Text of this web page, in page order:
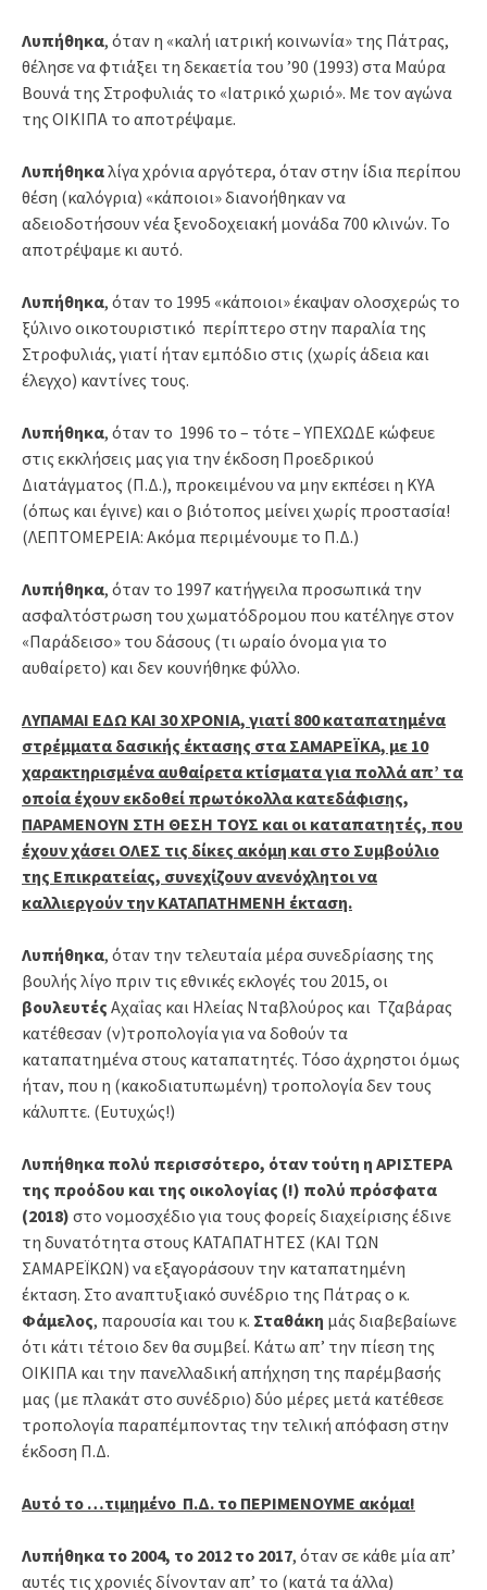
Λυπήθηκα, όταν η «καλή ιατρική κοινωνία» της Πάτρας,
θέλησε να φτιάξει τη δεκαετία του ’90 (1993) στα Μαύρα
Βουνά της Στροφυλιάς το «Ιατρικό χωριό». Με τον αγώνα
της ΟΙΚΙΠΑ το αποτρέψαμε.
Λυπήθηκαλίγα χρόνια αργότερα, όταν στην ίδια περίπου
θέση (καλόγρια) «κάποιοι» διανοήθηκαν να
αδειοδοτήσουν νέα ξενοδοχειακή μονάδα 700 κλινών. Το
αποτρέψαμε κι αυτό.
Λυπήθηκα, όταν το 1995 «κάποιοι» έκαψαν ολοσχερώς το
ξύλινο οικοτουριστικό περίπτερο στην παραλία της
Στροφυλιάς, γιατί ήταν εμπόδιο στις (χωρίς άδεια και
έλεγχο) καντίνες τους.
Λυπήθηκα, όταν το 1996 το – τότε – ΥΠΕΧΩΔΕ κώφευε
στις εκκλήσεις μας για την έκδοση Προεδρικού
Διατάγματος (Π.Δ.), προκειμένου να μην εκπέσει η ΚΥΑ
(όπως και έγινε) και ο βιότοπος μείνει χωρίς προστασία!
(ΛΕΠΤΟΜΕΡΕΙΑ: Ακόμα περιμένουμε το Π.Δ.)
Λυπήθηκα, όταν το 1997 κατήγγειλα προσωπικά την
ασφαλτόστρωση του χωματόδρομου που κατέληγε στον
«Παράδεισο» του δάσους (τι ωραίο όνομα για το
αυθαίρετο) και δεν κουνήθηκε φύλλο.
ΛΥΠΑΜΑΙ ΕΔΩ ΚΑΙ 30 ΧΡΟΝΙΑ, γιατί 800 καταπατημένα
στρέμματα δασικής έκτασης στα ΣΑΜΑΡΕΪΚΑ, με 10
χαρακτηρισμένα αυθαίρετα κτίσματα για πολλά απ’ τα
οποία έχουν εκδοθεί πρωτόκολλα κατεδάφισης,
ΠΑΡΑΜΕΝΟΥΝ ΣΤΗ ΘΕΣΗ ΤΟΥΣ και οι καταπατητές, που
έχουν χάσει ΟΛΕΣ τις δίκες ακόμη και στο Συμβούλιο
της Επικρατείας, συνεχίζουν ανενόχλητοι να
καλλιεργούν την ΚΑΤΑΠΑΤΗΜΕΝΗ έκταση.
Λυπήθηκα, όταν την τελευταία μέρα συνεδρίασης της
βουλής λίγο πριν τις εθνικές εκλογές του 2015, οι
βουλευτές Αχαΐας και Ηλείας Νταβλούρος και Τζαβάρας
κατέθεσαν (ν)τροπολογία για να δοθούν τα
καταπατημένα στους καταπατητές. Τόσο άχρηστοι όμως
ήταν, που η (κακοδιατυπωμένη) τροπολογία δεν τους
κάλυπτε. (Ευτυχώς!)
Λυπήθηκα πολύ περισσότερο, όταν τούτη η ΑΡΙΣΤΕΡΑ
της προόδου και της οικολογίας (!) πολύ πρόσφατα
(2018) στο νομοσχέδιο για τους φορείς διαχείρισης έδινε
τη δυνατότητα στους ΚΑΤΑΠΑΤΗΤΕΣ (ΚΑΙ ΤΩΝ
ΣΑΜΑΡΕΪΚΩΝ) να εξαγοράσουν την καταπατημένη
έκταση. Στο αναπτυξιακό συνέδριο της Πάτρας ο κ.
Φάμελος, παρουσία και του κ. Σταθάκη μάς διαβεβαίωνε
ότι κάτι τέτοιο δεν θα συμβεί. Κάτω απ’ την πίεση της
ΟΙΚΙΠΑ και την πανελλαδική απήχηση της παρέμβασής
μας (με πλακάτ στο συνέδριο) δύο μέρες μετά κατέθεσε
τροπολογία παραπέμποντας την τελική απόφαση στην
έκδοση Π.Δ.
Αυτό το …τιμημένο Π.Δ. το ΠΕΡΙΜΕΝΟΥΜΕ ακόμα!
Λυπήθηκα το 2004, το 2012 το 2017, όταν σε κάθε μία απ’
αυτές τις χρονιές δίνονταν απ’ το (κατά τα άλλα)